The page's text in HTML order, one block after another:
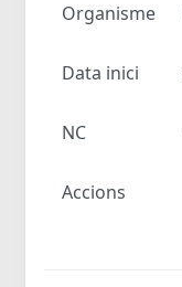
Organisme
Data inici
NC
Accions